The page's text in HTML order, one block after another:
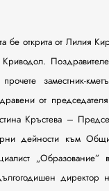
бе открита от Лилия
заместник-
от
Кръстева –
дейности към